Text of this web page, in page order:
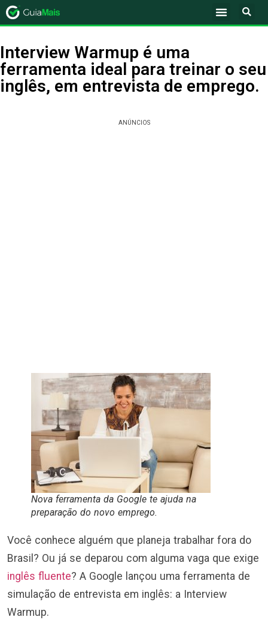
Interview Warmup é uma
ferramenta ideal para treinar o seu
inglês, em entrevista de emprego.
ANÚNCIOS
Nova ferramenta da Google te ajuda na
preparação do novo emprego.
Você conhece alguém que planeja trabalhar fora do
Brasil? Ou já se deparou com alguma vaga que exige
inglês fluente? A Google lançou uma ferramenta de
simulação de entrevista em inglês: a Interview
Warmup.